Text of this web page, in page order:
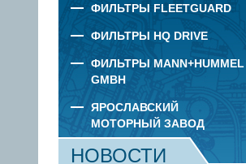
ФИЛЬТРЫ FLEETGUARD
ФИЛЬТРЫ HQ DRIVE
ФИЛЬТРЫ MANN+HUMMEL
GMBH
ЯРОСЛАВСКИЙ
МОТОРНЫЙ ЗАВОД
НОВОСТИ